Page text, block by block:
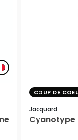
COUP DE
Jacquard
Cyanotype